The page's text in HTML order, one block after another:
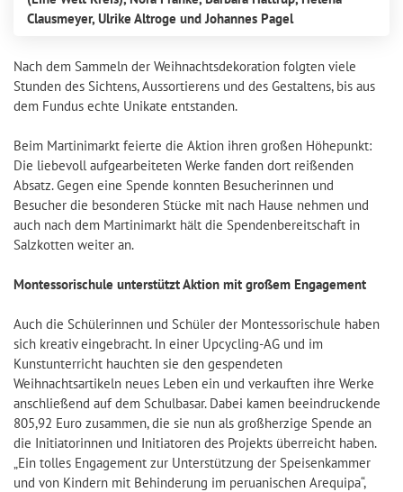
Clausmeyer, Ulrike Altroge und Johannes Pagel
Nach dem Sammeln der Weihnachtsdekoration folgten viele
Stunden des Sichtens, Aussortierens und des Gestaltens, bis aus
dem Fundus echte Unikate entstanden.
Beim Martinimarkt feierte die Aktion ihren großen Höhepunkt:
Die liebevoll aufgearbeiteten Werke fanden dort reißenden
Absatz. Gegen eine Spende konnten Besucherinnen und
Besucher die besonderen Stücke mit nach Hause nehmen und
auch nach dem Martinimarkt hält die Spendenbereitschaft in
Salzkotten weiter an.
Montessorischule unterstützt Aktion mit großem Engagement
Auch die Schülerinnen und Schüler der Montessorischule haben
sich kreativ eingebracht. In einer Upcycling-AG und im
Kunstunterricht hauchten sie den gespendeten
Weihnachtsartikeln neues Leben ein und verkauften ihre Werke
anschließend auf dem Schulbasar. Dabei kamen beeindruckende
805,92 Euro zusammen, die sie nun als großherzige Spende an
die Initiatorinnen und Initiatoren des Projekts überreicht haben.
„Ein tolles Engagement zur Unterstützung der Speisenkammer
und von Kindern mit Behinderung im peruanischen Arequipa“,